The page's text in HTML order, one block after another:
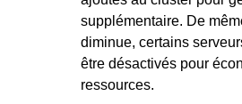
supplémentaire. De
diminue, certains
être désactivés pour
ressources.